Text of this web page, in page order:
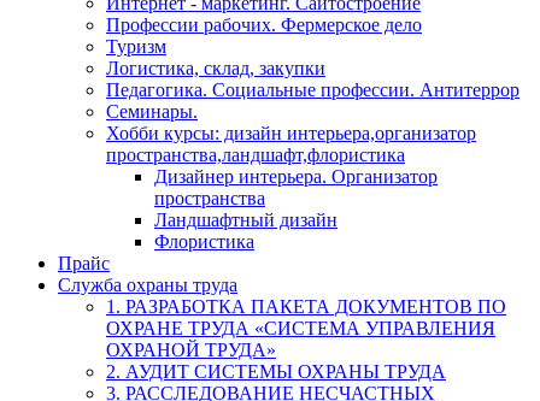
Профессии рабочих. Фермерское дело
Туризм
Логистика, склад, закупки
Педагогика. Социальные профессии. Антитеррор
Семинары.
Хобби курсы: дизайн интерьера,организатор
пространства,ландшафт,флористика
Дизайнер интерьера. Организатор
пространства
Ландшафтный дизайн
Флористика
Прайс
Служба охраны труда
1. РАЗРАБОТКА ПАКЕТА ДОКУМЕНТОВ ПО
ОХРАНЕ ТРУДА «СИСТЕМА УПРАВЛЕНИЯ
ОХРАНОЙ ТРУДА»
2. АУДИТ СИСТЕМЫ ОХРАНЫ ТРУДА
3. РАССЛЕДОВАНИЕ НЕСЧАСТНЫХ